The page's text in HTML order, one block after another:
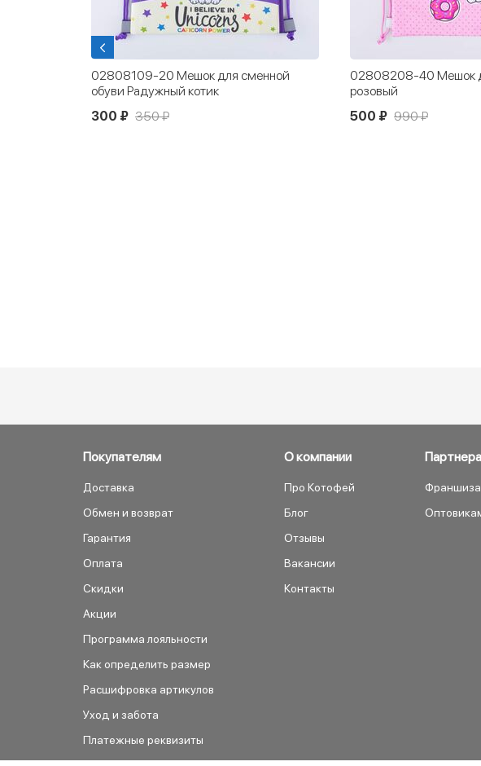
02808109-20 Мешок для сменной
обуви Радужный котик
300 ₽ 350 ₽
02808208-40 Мешок
розовый
500 ₽ 990 ₽
Покупателям
Доставка
Обмен и возврат
Гарантия
Оплата
Скидки
Акции
Программа лояльности
Как определить размер
Расшифровка артикулов
Уход и забота
Платежные реквизиты
О компании
Про Котофей
Блог
Отзывы
Вакансии
Контакты
Франшиза